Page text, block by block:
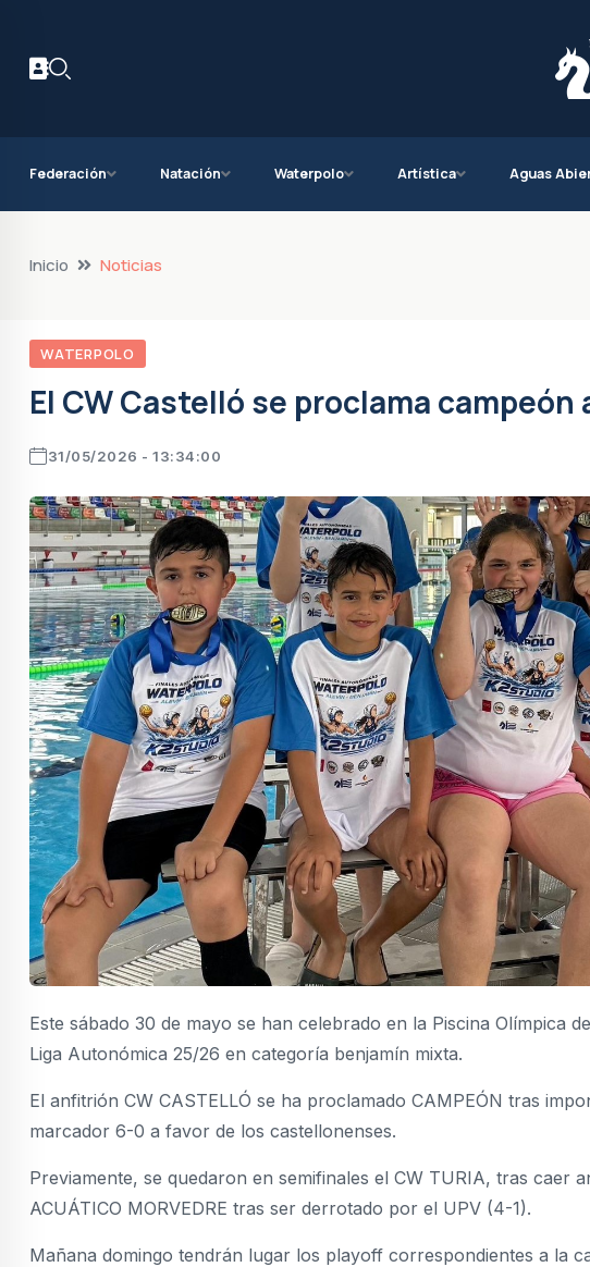
Federación Natación Waterpolo Artística Aguas
Inicio Noticias
WATERPOLO
El CW Castelló se proclama
31/05/2026 - 13:34:00
Este sábado 30 de mayo se han celebrado en la Piscina Olímpica
Liga Autonómica 25/26 en categoría benjamín mixta.
El anfitrión CW CASTELLÓ se ha proclamado CAMPEÓN tras
marcador 6-0 a favor de los castellonenses.
Previamente, se quedaron en semifinales el CW TURIA, tras caer
ACUÁTICO MORVEDRE tras ser derrotado por el UPV (4-1).
Mañana domingo tendrán lugar los playoff correspondientes a la